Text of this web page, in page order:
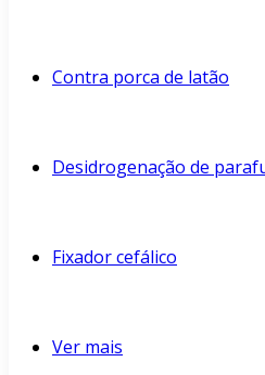
Contra porca de latão
Desidrogenação de
Fixador cefálico
Ver mais